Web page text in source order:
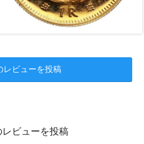
レビューを投稿
レビューを投稿